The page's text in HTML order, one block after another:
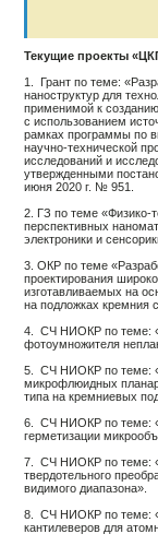
Текущие проекты
1. Грант по теме:
наноструктур для
применимой к
с использованием
рамках программы по
научно-технической
исследований и
утвержденными
июня 2020 г. № 951.
2. ГЗ по теме «Физико-
перспективных
электроники и
3. ОКР по теме
проектирования
изготавливаемых на
на подложках кремния
4. СЧ НИОКР по теме:
фотоумножителя
5. СЧ НИОКР по теме:
микрофлюидных
типа на кремниевых
6. СЧ НИОКР по теме:
герметизации
7. СЧ НИОКР по теме:
твердотельного
видимого диапазона».
8. СЧ НИОКР по теме:
кантилеверов для